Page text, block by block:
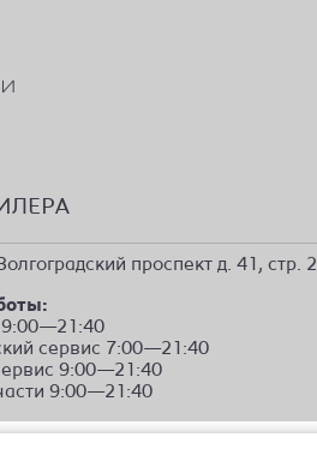
проспект д. 41, стр. 2
9:00—21:40
сервис 7:00—21:40
9:00—21:40
9:00—21:40